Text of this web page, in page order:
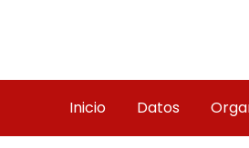
Inicio Datos